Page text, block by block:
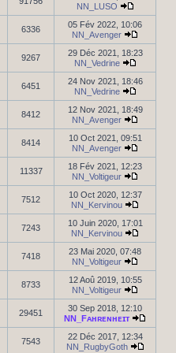
NN_LUSO
6336
05 Fév 2022, 10:06
NN_Avenger
9267
29 Déc 2021, 18:23
NN_Vedrine
6451
24 Nov 2021, 18:46
NN_Vedrine
8412
12 Nov 2021, 18:49
NN_Avenger
8414
10 Oct 2021, 09:51
NN_Avenger
11337
18 Fév 2021, 12:23
NN_Voltigeur
7512
10 Oct 2020, 12:37
NN_Kervinou
7243
10 Juin 2020, 17:01
NN_Kervinou
7418
23 Mai 2020, 07:48
NN_Voltigeur
8733
12 Aoû 2019, 10:55
NN_Voltigeur
29451
30 Sep 2018, 12:10
NN_Fᴀʜʀᴇɴʜᴇɪᴛ
7543
22 Déc 2017, 12:34
NN_RugbyGoth